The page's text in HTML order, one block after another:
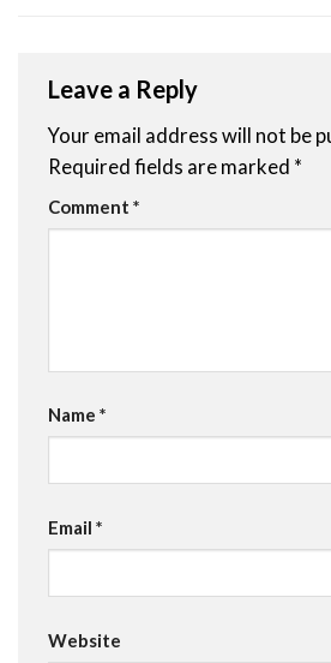
Leave a Reply
Your email address will not be
Required fields are marked *
Comment *
Name *
Email *
Website